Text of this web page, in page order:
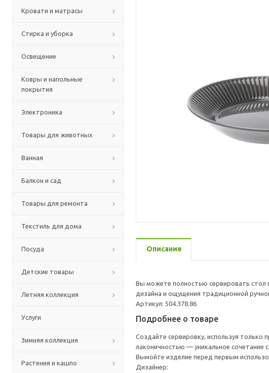
Кровати и матрасы
Стирка и уборка
Освещение
Ковры и напольные
покрытия
Электроника
Товары для животных
Ванная
Балкон и сад
Товары для ремонта
Текстиль для дома
Посуда
Детские товары
Летняя коллекция
Услуги
Зимняя коллекция
Растения и кашпо
Описание
Вы можете полностью сервировать стол
дизайна и ощущения традиционной
Артикул: 504.378.86
Подробнее о товаре
Создайте сервировку, используя
лаконичностью — уникальное сочетание
Вымойте изделие перед первым
Дизайнер: